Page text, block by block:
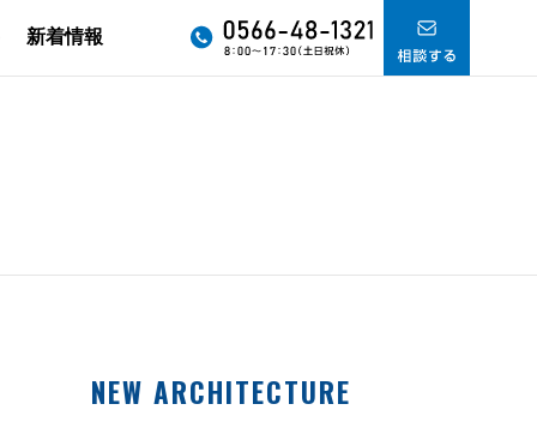
新着情報
NEW ARCHITECTURE